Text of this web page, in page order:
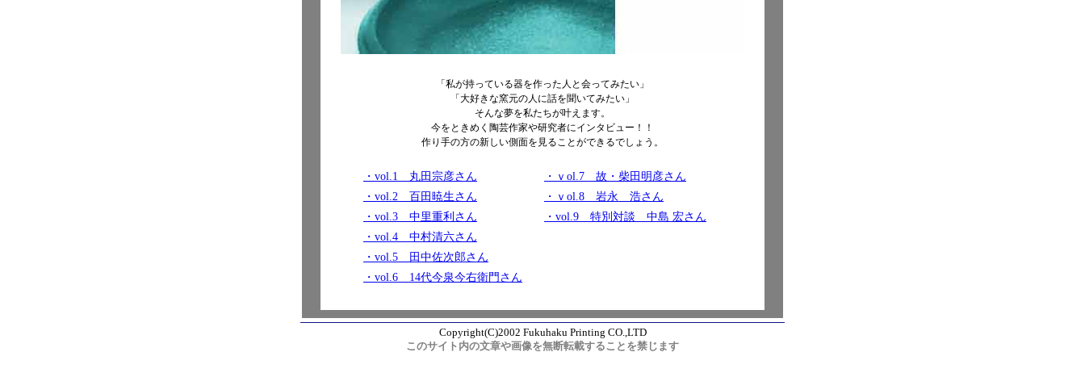
「私が持っている器を作った人と会ってみたい」
「大好きな窯元の人に話を聞いてみたい」
そんな夢を私たちが叶えます。
今をときめく陶芸作家や研究者にインタビュー！！
作り手の方の新しい側面を見ることができるでしょう。
・vol.1 丸田宗彦さん
・vol.2 百田暁生さん
・vol.3 中里重利さん
・vol.4 中村清六さん
・vol.5 田中佐次郎さん
・vol.6 14代今泉今右衛門さん
・ｖol.7 故・柴田明彦さん
・ｖol.8 岩永 浩さん
・vol.9 特別対談 中島 宏さん
Copyright(C)2002 Fukuhaku Printing CO.,LTD
このサイト内の文章や画像を無断転載することを禁じます